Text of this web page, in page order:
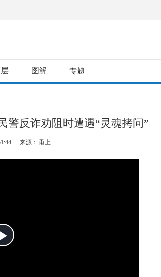
图解 专题
警反诈劝阻时遭遇“灵魂拷问”
来源： 甬上